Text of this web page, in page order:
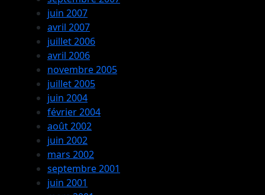
juin 2007
avril 2007
juillet 2006
avril 2006
novembre 2005
juillet 2005
juin 2004
février 2004
août 2002
juin 2002
mars 2002
septembre 2001
juin 2001